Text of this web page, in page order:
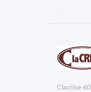

Clacrise 60